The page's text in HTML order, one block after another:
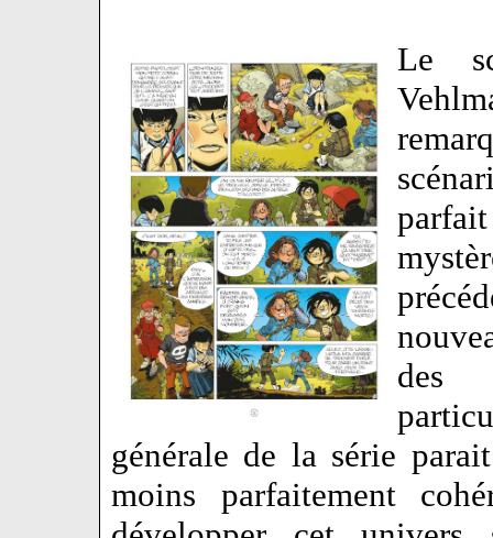
Le
des
générale de la série
moins parfaitement